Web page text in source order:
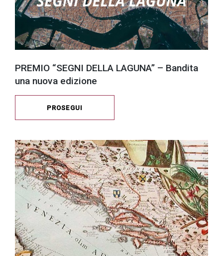
PREMIO “SEGNI DELLA LAGUNA” – Bandita
una nuova edizione
PROSEGUI